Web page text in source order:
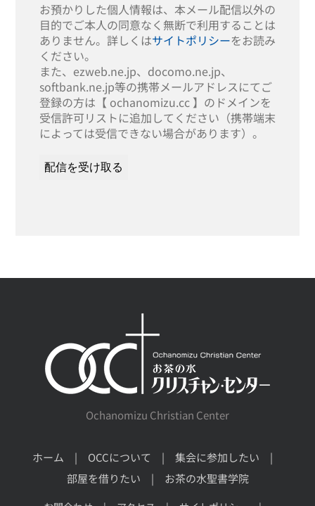
お預かりした個人情報は、本メール配信以外の
目的でご本人の同意なく無断で利用することは
ありません。詳しくはサイトポリシーをお読み
ください。
また、ezweb.ne.jp、docomo.ne.jp、
softbank.ne.jp等の携帯メールアドレスにてご
登録の方は【 ochanomizu.cc 】のドメインを
受信許可リストに追加してください（携帯端末
によっては受信できない場合があります）。
Ochanomizu Christian Center
ホーム OCCについて
集会に参加したい
部屋を借りたい
お茶の水聖書学院